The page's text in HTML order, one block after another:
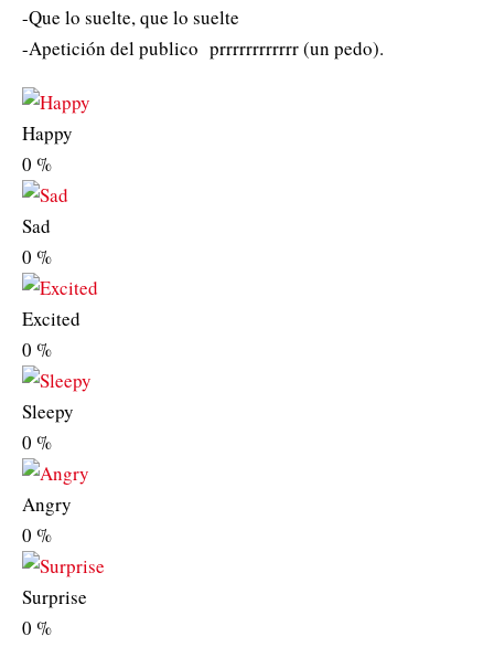
-Que lo suelte, que lo suelte
-Apetición del publico prrrrrrrrrrrr (un pedo).
Happy
0 %
Sad
0 %
Excited
0 %
Sleepy
0 %
Angry
0 %
Surprise
0 %